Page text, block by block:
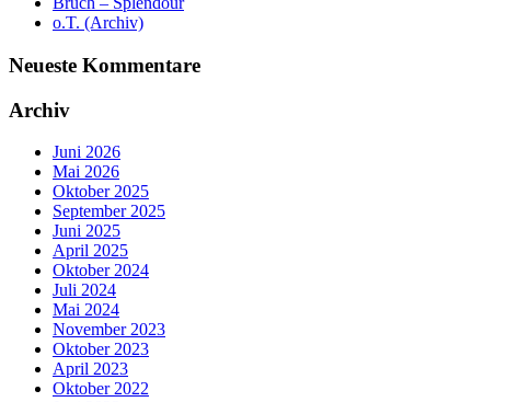
o.T. (Archiv)
Neueste Kommentare
Archiv
Juni 2026
Mai 2026
Oktober 2025
September 2025
Juni 2025
April 2025
Oktober 2024
Juli 2024
Mai 2024
November 2023
Oktober 2023
April 2023
Oktober 2022